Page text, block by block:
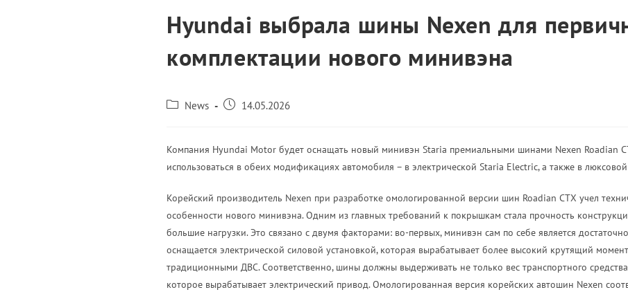
Hyundai выбрала шины Nexen для
комплектации нового минивэна
News 14.05.2026
Компания Hyundai Motor будет оснащать новый минивэн Staria премиальными шинами Nexen Roadian
использоваться в обеих модификациях автомобиля – в электрической Staria Electric, а также в
Корейский производитель Nexen при разработке омологированной версии шин Roadian CTX учел
особенности нового минивэна. Одним из главных требований к покрышкам стала прочность
большие нагрузки. Это связано с двумя факторами: во-первых, минивэн сам по себе является
оснащается электрической силовой установкой, которая вырабатывает более высокий крутящий
традиционными ДВС. Соответственно, шины должны выдерживать не только вес транспортного
которое вырабатывает электрический привод. Омологированная версия корейских автошин Nexen